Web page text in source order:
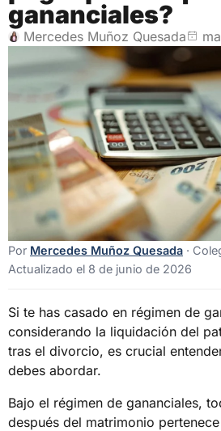
gananciales?
Mercedes Muñoz Quesada
Por Mercedes Muñoz Quesada ·
Actualizado el 8 de junio de 2026
Si te has casado en régimen de
considerando la liquidación del
tras el divorcio, es crucial
debes abordar.
Bajo el régimen de gananciales,
después del matrimonio